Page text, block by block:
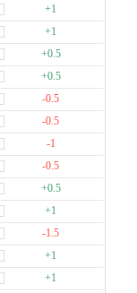
+1
+1
+0.5
+0.5
-0.5
-0.5
-1
-0.5
+0.5
+1
-1.5
+1
+1